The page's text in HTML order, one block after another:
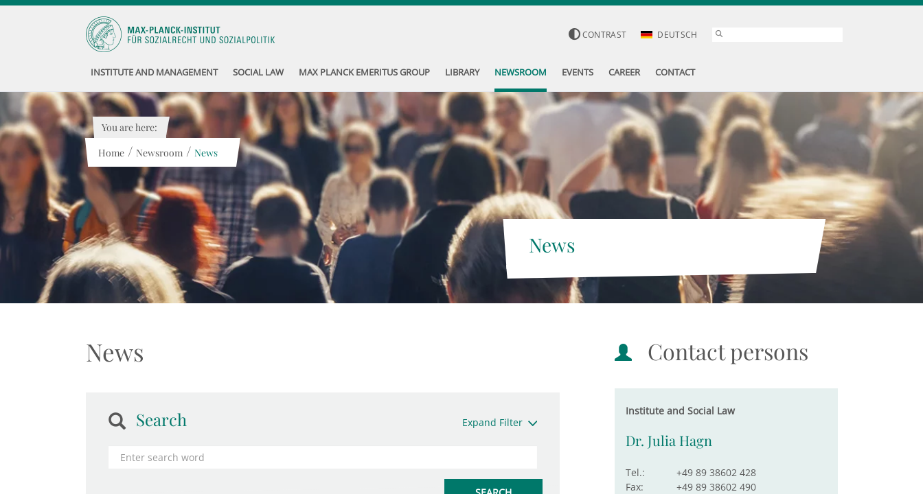
CONTRAST DEUTSCH
INSTITUTE AND MANAGEMENT SOCIAL LAW MAX PLANCK EMERITUS GROUP LIBRARY NEWSROOM EVENTS CAREER CONTACT
News
You are here:
Home / Newsroom / News
News
Search Expand Filter
Contact persons
Institute and Social Law
Dr. Julia Hagn
Tel.:
+49 89 38602 428
Fax:
+49 89 38602 490